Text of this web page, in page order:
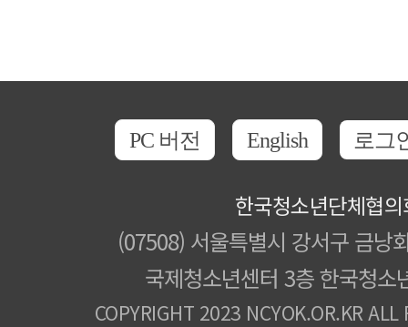
PC 버전 English 로그
한국청소년단체협
(07508) 서울특별시 강서구 금낭
국제청소년센터 3층 한국청소
COPYRIGHT 2023 NCYOK.OR.KR ALL